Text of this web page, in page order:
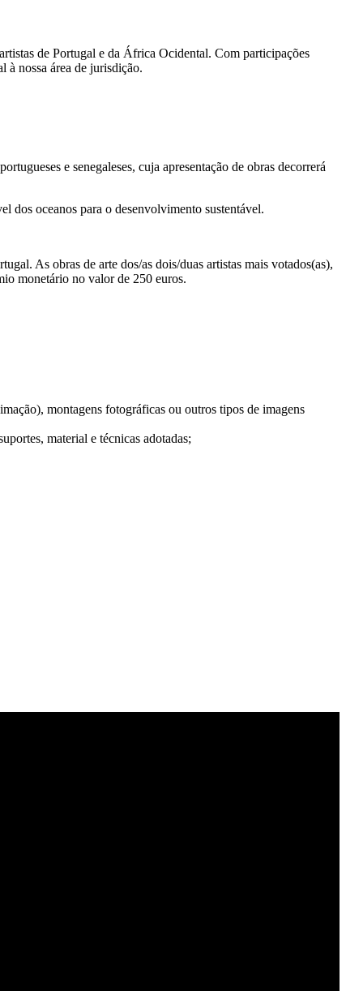
de Portugal e da África Ocidental. Com participações
à nossa área de jurisdição.
e senegaleses, cuja apresentação de obras decorrerá
dos oceanos para o desenvolvimento sustentável.
As obras de arte dos/as dois/duas artistas mais votados(as),
monetário no valor de 250 euros.
montagens fotográficas ou outros tipos de imagens
material e técnicas adotadas;